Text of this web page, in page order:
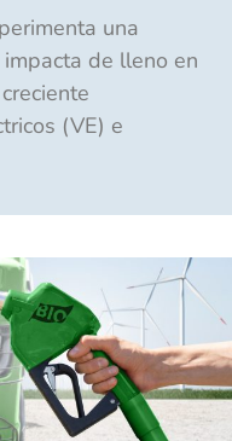
una
de lleno en
(VE) e